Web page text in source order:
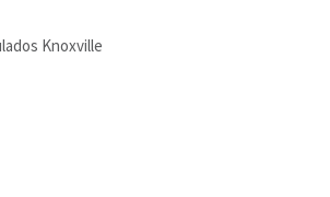
Knoxville